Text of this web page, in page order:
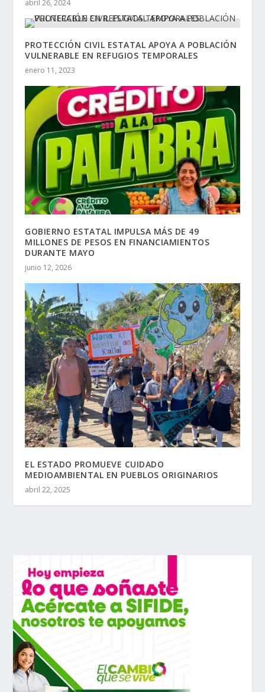
abril 26, 2024
PROTECCIÓN CIVIL ESTATAL APOYA A POBLACIÓN
VULNERABLE EN REFUGIOS TEMPORALES
enero 11, 2023
GOBIERNO ESTATAL IMPULSA MÁS DE 49
MILLONES DE PESOS EN FINANCIAMIENTOS
DURANTE MAYO
junio 12, 2026
EL ESTADO PROMUEVE CUIDADO
MEDIOAMBIENTAL EN PUEBLOS ORIGINARIOS
abril 22, 2025